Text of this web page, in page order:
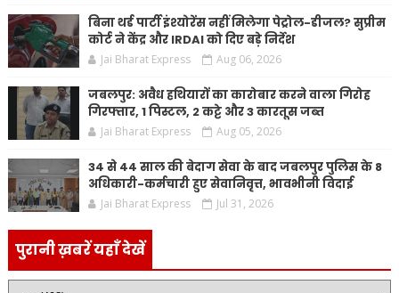
बिना थर्ड पार्टी इंश्योरेंस नहीं मिलेगा पेट्रोल-डीजल? सुप्रीम
कोर्ट ने केंद्र और IRDAI को दिए बड़े निर्देश
Jai Bharat Express Aug 06, 2026
जबलपुर: अवैध हथियारों का कारोबार करने वाला गिरोह
गिरफ्तार, 1 पिस्टल, 2 कट्टे और 3 कारतूस जब्त
Jai Bharat Express Aug 05, 2026
34 से 44 साल की बेदाग सेवा के बाद जबलपुर पुलिस के 8
अधिकारी-कर्मचारी हुए सेवानिवृत्त, भावभीनी विदाई
Jai Bharat Express Jul 31, 2026
पुरानी ख़बरें यहाँ देखें